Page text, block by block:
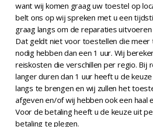
want wij komen graag uw toestel op
belt ons op wij spreken met u een
graag langs om de reparaties
Dat geldt niet voor toestellen die meer
nodig hebben dan een 1 uur. Wij
reiskosten die verschillen per regio. Bij
langer duren dan 1 uur heeft u de
langs te brengen en wij zullen het
afgeven en/of wij hebben ook een haal
Voor de betaling heeft u de keuze uit
betaling te plegen.